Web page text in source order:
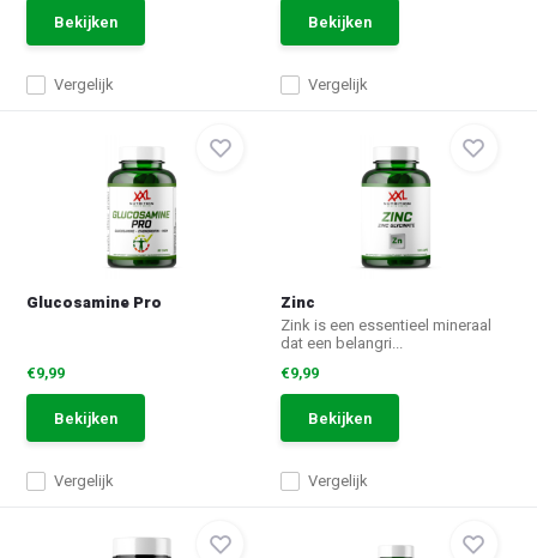
Vergelijk
Bekijken
Vergelijk
Bekijken
Glucosamine Pro
Vergelijk
€9,99
Bekijken
Zinc
Zink is een essentieel mineraal
dat een belangri...
Vergelijk
€9,99
Bekijken